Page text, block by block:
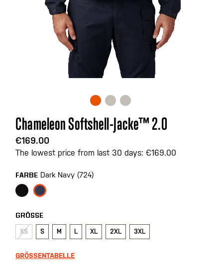
Zum
Anfang
der
Bildgalerie
Chameleon Softshell-Jacke™ 2.0
€169.00
The lowest price from last 30 days: €169.00
FARBE Dark Navy (724)
GRÖSSE
XS S M L XL 2XL 3XL
GRÖSSENTABELLE